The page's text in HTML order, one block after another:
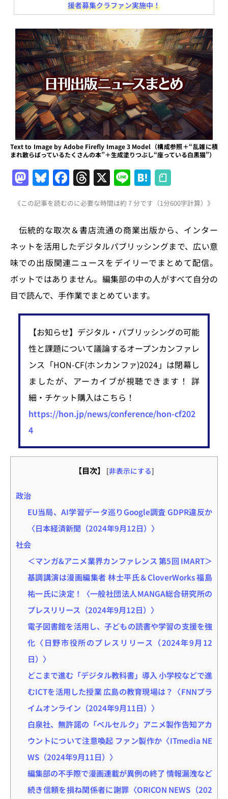
援者募集クラファン実施中！
Text to Image by Adobe Firefly Image 3 Model（構成参照＋“乱雑に積
まれ散らばっているたくさんの本”＋生成塗りつぶし“座っている白黒猫”）
M
a
st
o
d
o
n
Bl
u
e
s
k
y
F
a
c
e
b
o
o
k
T
h
re
a
d
s
X Li
n
e
H
at
e
n
a
《この記事を読むのに必要な時間は約 7 分です（1分600字計算）》
伝統的な取次＆書店流通の商業出版から、インター
ネットを活用したデジタルパブリッシングまで、広い意
味での出版関連ニュースをデイリーでまとめて配信。
ボットではありません。編集部の中の人がすべて自分の
目で読んで、手作業でまとめています。
【お知らせ】デジタル・パブリッシングの可能
性と課題について議論するオープンカンファレ
ンス「HON-CF(ホンカンファ)2024」は閉幕し
ましたが、アーカイブが視聴できます！ 詳
細・チケット購入はこちら！
https://hon.jp/news/conference/hon-cf202
4
【目次】 [非表示にする]
政治
EU当局、AI学習データ巡りGoogle調査 GDPR違反か
〈日本経済新聞（2024年9月12日）〉
社会
＜マンガ&アニメ業界カンファレンス 第5回 IMART＞
基調講演は漫画編集者 林士平氏＆CloverWorks 福島
祐一氏に決定！〈一般社団法人MANGA総合研究所の
プレスリリース（2024年9月12日）〉
電子図書館を活用し、子どもの読書や学習の支援を強
化〈日野市役所のプレスリリース（2024年9月12
日）〉
どこまで進む「デジタル教科書」導入 小学校などで進
むICTを活用した授業 広島の教育現場は？〈FNNプラ
イムオンライン（2024年9月11日）〉
白泉社、無許諾の「ベルセルク」アニメ製作告知アカ
ウントについて注意喚起 ファン製作か〈ITmedia NE
WS（2024年9月11日）〉
編集部の不手際で漫画連載が異例の終了 情報漏洩など
続き信頼を損ね関係者に謝罪〈ORICON NEWS（202